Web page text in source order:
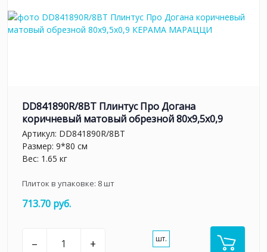
DD841890R/8BT Плинтус Про Догана
коричневый матовый обрезной 80x9,5x0,9
Артикул: DD841890R/8BT
Размер: 9*80 см
Вес: 1.65 кг
Плиток в упаковке: 8шт
713.70 руб.
– + шт.